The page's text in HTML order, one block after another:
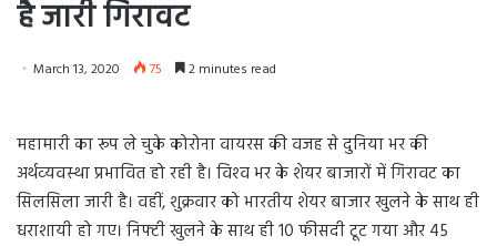
है जारी गिरावट
March 13, 2020 75 2 minutes read
महामारी का रूप ले चुके कोरोना वायरस की वजह से दुनिया भर की
अर्थव्‍यवस्‍था प्रभावित हो रही है। विश्‍व भर के शेयर बाजारों में गिरावट का
सिलसिला जारी है। वहीं, शुक्रवार को भारतीय शेयर बाजार खुलने के साथ ही
धराशायी हो गए। निफ्टी खुलने के साथ ही 10 फीसदी टूट गया और 45